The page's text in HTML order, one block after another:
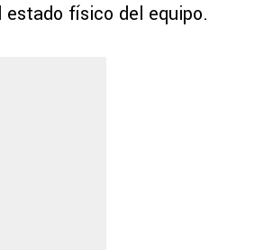
estado físico del equipo.